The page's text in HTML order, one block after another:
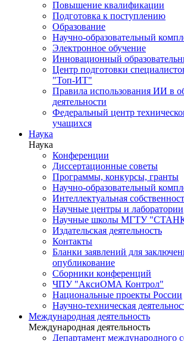
Повышение квалификации
Подготовка к поступлению
Образование
Научно-образовательный
Электронное обучение
Инновационный
Центр подготовки
"Топ-ИТ"
Правила использования ИИ в
деятельности
Федеральный центр
учащихся
Наука
Наука
Конференции
Диссертационные советы
Программы, конкурсы, гранты
Научно-образовательный
Интеллектуальная
Научные центры и лаборатории
Научные школы МГТУ
Издательская деятельность
Контакты
Бланки заявлений для
опубликование
Сборники конференций
ЧПУ "АксиОМА Контрол"
Национальные проекты России
Научно-техническая
Международная деятельность
Международная деятельность
Департамент международного